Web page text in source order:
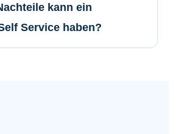
kann ein
Service haben?